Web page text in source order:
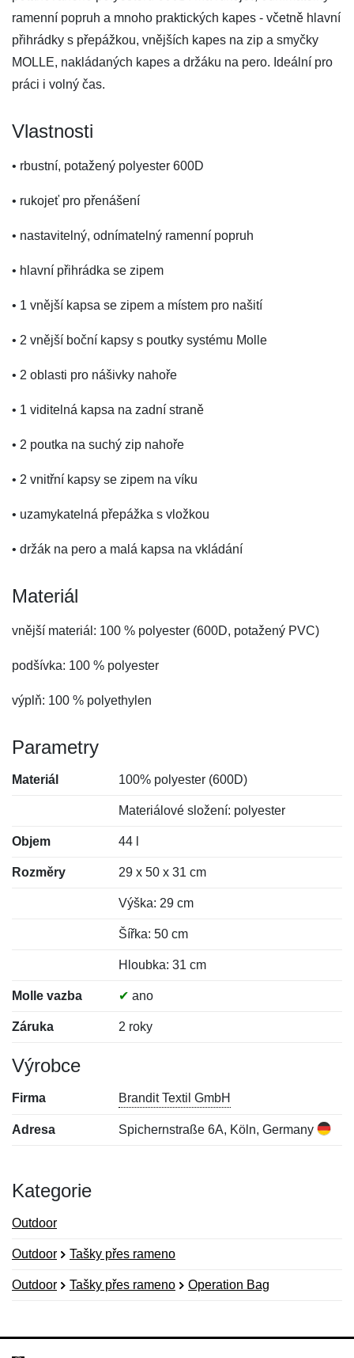
ramenní popruh a mnoho praktických kapes - včetně hlavní
přihrádky s přepážkou, vnějších kapes na zip a smyčky
MOLLE, nakládaných kapes a držáku na pero. Ideální pro
práci i volný čas.
Vlastnosti
• rbustní, potažený polyester 600D
• rukojeť pro přenášení
• nastavitelný, odnímatelný ramenní popruh
• hlavní přihrádka se zipem
• 1 vnější kapsa se zipem a místem pro našití
• 2 vnější boční kapsy s poutky systému Molle
• 2 oblasti pro nášivky nahoře
• 1 viditelná kapsa na zadní straně
• 2 poutka na suchý zip nahoře
• 2 vnitřní kapsy se zipem na víku
• uzamykatelná přepážka s vložkou
• držák na pero a malá kapsa na vkládání
Materiál
vnější materiál: 100 % polyester (600D, potažený PVC)
podšívka: 100 % polyester
výplň: 100 % polyethylen
Parametry
Materiál 100% polyester (600D)
Materiálové složení: polyester
Objem 44 l
Rozměry 29 x 50 x 31 cm
Výška: 29 cm
Šířka: 50 cm
Hloubka: 31 cm
Molle vazba ✔ ano
Záruka 2 roky
Výrobce
Firma Brandit Textil GmbH
Adresa Spichernstraße 6A, Köln, Germany
Kategorie
Outdoor
Outdoor Tašky přes rameno
Outdoor Tašky přes rameno Operation Bag
Hodnocení:
Jméno: